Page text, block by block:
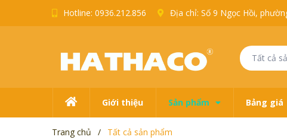
Hotline: 0936.212.856 Địa chỉ: Số 9 Ngọc Hồi,
Tất cả
Giới thiệu Sản phẩm Bảng giá
Trang chủ / Tất cả sản phẩm